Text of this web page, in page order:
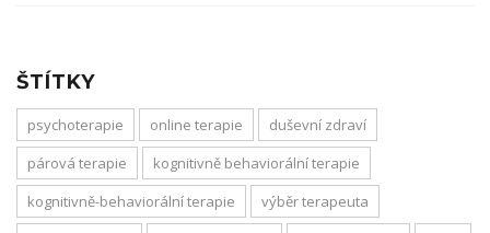
ŠTÍTKY
psychoterapie online terapie
duševní zdraví
párová terapie
kognitivně behaviorální terapie
kognitivně-behaviorální terapie
výběr terapeuta